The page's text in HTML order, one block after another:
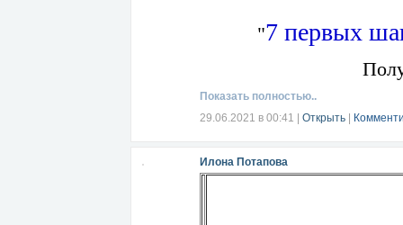
"7 первых
Читать далее...
Показать полностью..
29.06.2021 в 00:41
Открыть
Илона Потапова